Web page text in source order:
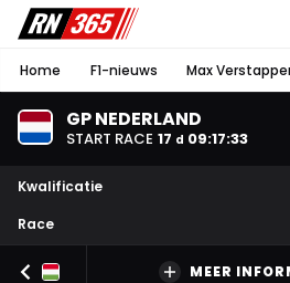
Home F1-nieuws Max
GP NEDERLAND
START RACE 17 d 09:17:32
Kwalificatie
Race
MEER